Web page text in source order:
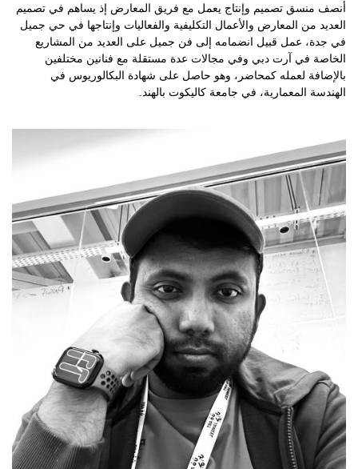
أنصف منسق تصميم وإنتاج يعمل مع فريق المعارض إذ يساهم في تصميم
العديد من المعارض والأعمال التكليفية والفعاليات وإنتاجها في حي جميل
في جدة، عمل قبيل انضمامه إلى فن جميل على العديد من المشاريع
الخاصة في آرت دبي وفي مجالات عدة مستقلة مع فنانين مختلفين
بالإضافة لعمله كمحاضر، وهو حاصل على شهادة البكالوريوس في
الهندسة المعمارية، في جامعة كاليكوت بالهند.